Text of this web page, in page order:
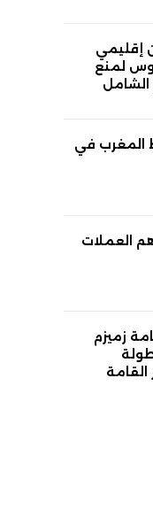
إقليمي
لمنع
الشامل
المغرب في
العملات
زميزم
القامة